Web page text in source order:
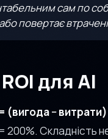
сам по
повертає
для AI
(вигода −
Складність